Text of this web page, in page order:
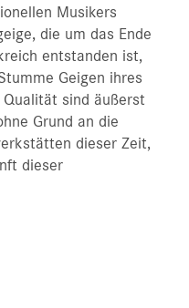
Musikers
die um das Ende
entstanden ist,
Geigen ihres
sind äußerst
Grund an die
dieser Zeit,
dieser